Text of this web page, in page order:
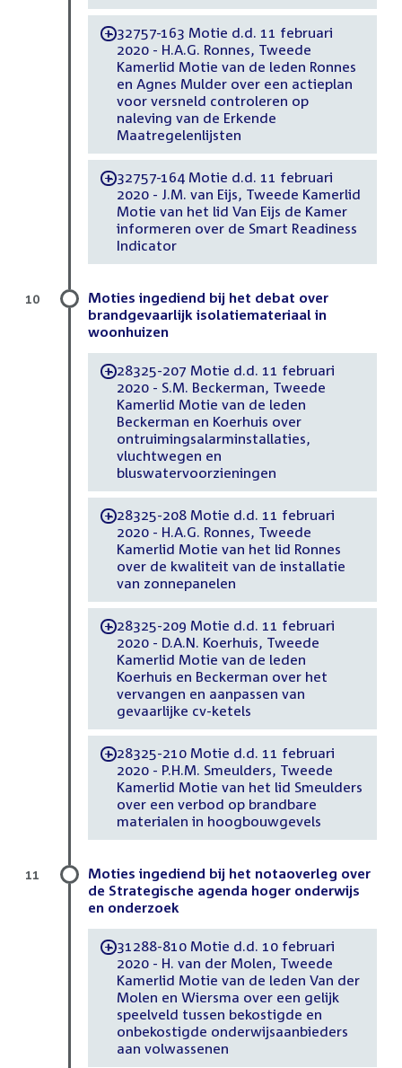
-32757-163 Motie d.d. 11 februari
2020 - H.A.G. Ronnes, Tweede
Kamerlid Motie van de leden Ronnes
en Agnes Mulder over een actieplan
voor versneld controleren op
naleving van de Erkende
Maatregelenlijsten
-32757-164 Motie d.d. 11 februari
2020 - J.M. van Eijs, Tweede Kamerlid
Motie van het lid Van Eijs de Kamer
informeren over de Smart Readiness
Indicator
Moties ingediend bij het debat over
brandgevaarlijk isolatiemateriaal in
woonhuizen
-28325-207 Motie d.d. 11 februari
2020 - S.M. Beckerman, Tweede
Kamerlid Motie van de leden
Beckerman en Koerhuis over
ontruimingsalarminstallaties,
vluchtwegen en
bluswatervoorzieningen
-28325-208 Motie d.d. 11 februari
2020 - H.A.G. Ronnes, Tweede
Kamerlid Motie van het lid Ronnes
over de kwaliteit van de installatie
van zonnepanelen
-28325-209 Motie d.d. 11 februari
2020 - D.A.N. Koerhuis, Tweede
Kamerlid Motie van de leden
Koerhuis en Beckerman over het
vervangen en aanpassen van
gevaarlijke cv-ketels
-28325-210 Motie d.d. 11 februari
2020 - P.H.M. Smeulders, Tweede
Kamerlid Motie van het lid Smeulders
over een verbod op brandbare
materialen in hoogbouwgevels
10
Moties ingediend bij het notaoverleg over
de Strategische agenda hoger onderwijs
en onderzoek
-31288-810 Motie d.d. 10 februari
2020 - H. van der Molen, Tweede
Kamerlid Motie van de leden Van der
Molen en Wiersma over een gelijk
speelveld tussen bekostigde en
onbekostigde onderwijsaanbieders
aan volwassenen
11